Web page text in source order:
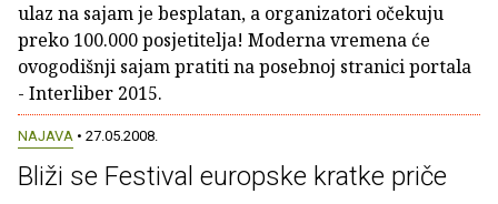
ulaz na sajam je besplatan, a organizatori očekuju
preko 100.000 posjetitelja! Moderna vremena će
ovogodišnji sajam pratiti na posebnoj stranici portala
- Interliber 2015.
NAJAVA • 27.05.2008.
Bliži se Festival europske kratke priče